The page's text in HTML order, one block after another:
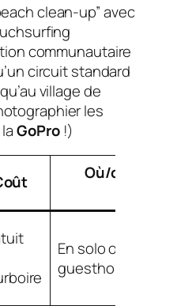
clean-up” avec
communautaire
circuit standard
village de
les
laGoPro!)
Où/
En solo ou via
guesthouse/